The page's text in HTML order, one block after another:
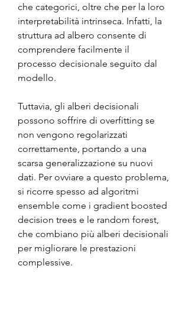
che categorici, oltre che per la loro
interpretabilità intrinseca. Infatti, la
struttura ad albero consente di
comprendere facilmente il
processo decisionale seguito dal
modello.
Tuttavia, gli alberi decisionali
possono soffrire di overfitting se
non vengono regolarizzati
correttamente, portando a una
scarsa generalizzazione su nuovi
dati. Per ovviare a questo problema,
si ricorre spesso ad algoritmi
ensemble come i gradient boosted
decision trees e le random forest,
che combiano più alberi decisionali
per migliorare le prestazioni
complessive.